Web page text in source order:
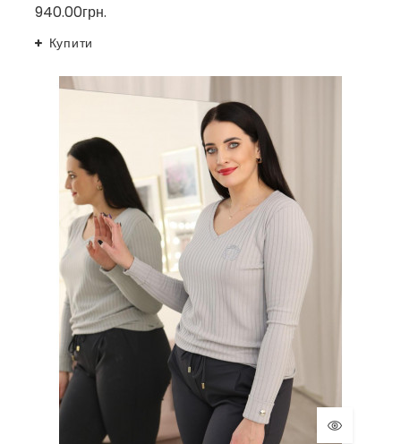
940.00грн.
Купити